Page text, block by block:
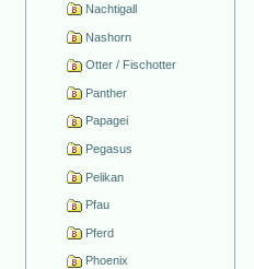
Nachtigall
Nashorn
Otter / Fischotter
Panther
Papagei
Pegasus
Pelikan
Pfau
Pferd
Phoenix